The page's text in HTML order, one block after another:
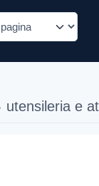
utensileria e